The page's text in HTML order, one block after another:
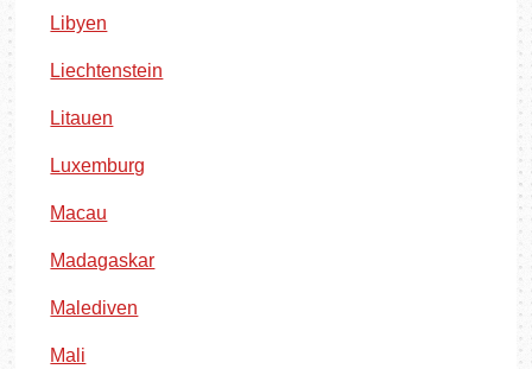
Libyen
Liechtenstein
Litauen
Luxemburg
Macau
Madagaskar
Malediven
Mali